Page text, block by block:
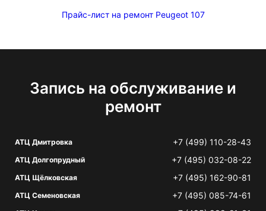
Прайс-лист на ремонт Peugeot 107
Запись на обслуживание и
ремонт
АТЦ Дмитровка +7 (499) 110-28-43
АТЦ Долгопрудный +7 (495) 032-08-22
АТЦ Щёлковская +7 (495) 162-90-81
АТЦ Семеновская +7 (495) 085-74-61